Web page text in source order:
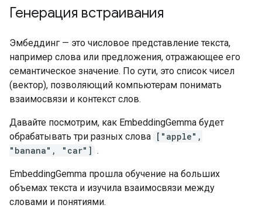
Генерация встраивания
Эмбеддинг — это числовое представление текста,
например слова или предложения, отражающее его
семантическое значение. По сути, это список чисел
(вектор), позволяющий компьютерам понимать
взаимосвязи и контекст слов.
Давайте посмотрим, как EmbeddingGemma будет
обрабатывать три разных слова ["apple",
"banana", "car"] .
EmbeddingGemma прошла обучение на больших
объемах текста и изучила взаимосвязи между
словами и понятиями.